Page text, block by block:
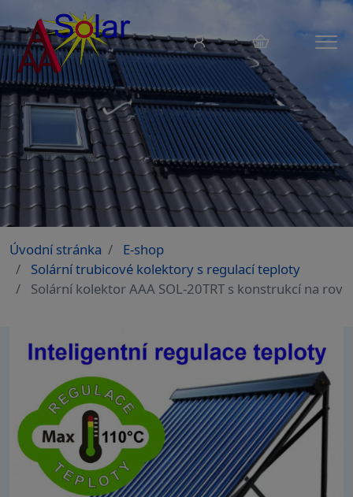
Menu
Úvodní stránka
E-shop
Solární trubicové kolektory s regulací teploty
Solární kolektor AAA SOL-20TRT s konstrukcí na